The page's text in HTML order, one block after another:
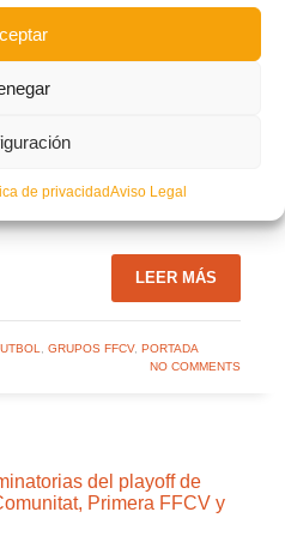
de privacidadAviso Legal
SEGONA FFCV
LEER MÁS
GRUPOS FFCV, PORTADA
NO COMMENTS
del playoff de
Primera FFCV y